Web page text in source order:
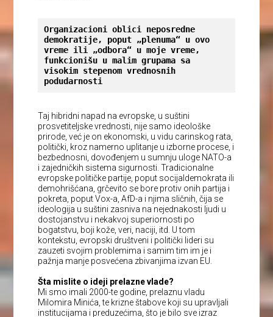
Organizacioni oblici neposredne
demokratije, poput „plenuma“ u ovo
vreme ili „odbora“ u moje vreme,
funkcionišu u malim grupama sa
visokim stepenom vrednosnih
podudarnosti
Taj hibridni napad na evropske, u suštini
prosvetiteljske vrednosti, nije samo ideološke
prirode, već je on ekonomski, u vidu carinskog rata,
politički, kroz namerno uplitanje u izborne procese, i
bezbednosni, dovođenjem u sumnju uloge NATO-a
i zajedničkih sistema sigurnosti. Tradicionalne
evropske političke partije, poput socijaldemokrata ili
demohrišćana, grčevito se bore protiv onih partija i
pokreta, poput Vox-a, AfD-a i njima sličnih, čija se
ideologija u suštini zasniva na nejednakosti ljudi u
dostojanstvu i nekakvoj superiornosti po
bogatstvu, boji kože, veri, naciji, itd. U tom
kontekstu, evropski društveni i politički lideri su
zauzeti svojim problemima i samim tim im je i
pažnja manje posvećena zbivanjima izvan EU.
Šta mislite o ideji prelazne vlade?
Mi smo imali 2000-te godine, prelaznu vladu
Milomira Minića, te krizne štabove koji su upravljali
institucijama i preduzećima, što je bilo sve izraz